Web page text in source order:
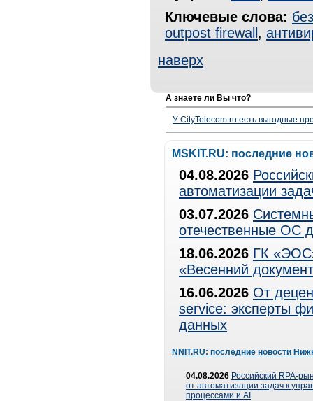
Ключевые слова:
outpost firewall ,
наверх
А знаете ли Вы что?
У CityTelecom.ru есть выгодные
MSKIT.RU: последние
04.08.2026
автоматизации
03.07.2026
отечественные ОС
18.06.2026 ГК
«Весенний
16.06.2026 От
service: эксперты
данных
NNIT.RU: последние новости
04.08.2026 Российский RPA-
от автоматизации задач к
процессами и AI